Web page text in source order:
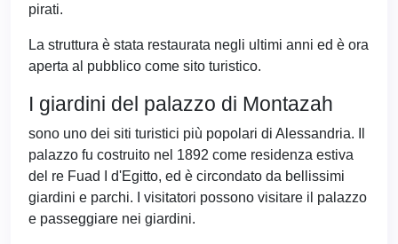
pirati.
La struttura è stata restaurata negli ultimi anni ed è ora
aperta al pubblico come sito turistico.
I giardini del palazzo di Montazah
sono uno dei siti turistici più popolari di Alessandria. Il
palazzo fu costruito nel 1892 come residenza estiva
del re Fuad I d'Egitto, ed è circondato da bellissimi
giardini e parchi. I visitatori possono visitare il palazzo
e passeggiare nei giardini.